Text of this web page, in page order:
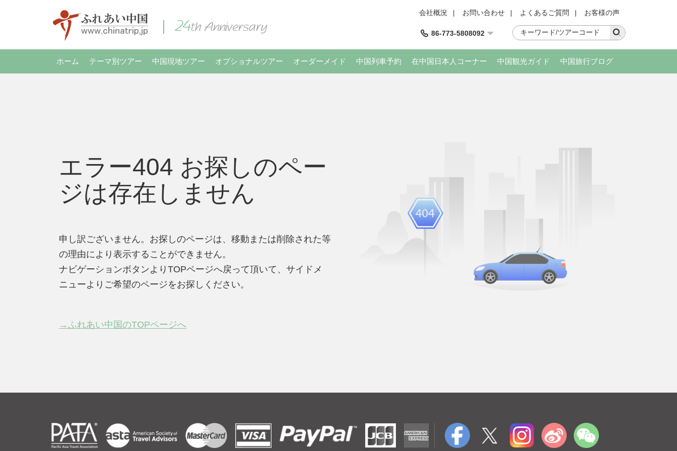
会社概況 | お問い合わせ | よくあるご質問 | お客様の声
86-773-5808092
ホーム テーマ別ツアー 中国現地ツアー オプショナルツアー オーダーメイド 中国列車予約 在中国日本人コーナー 中国観光ガイド 中国旅行ブログ
エラー404 お探しのペー
ジは存在しません
申し訳ございません。お探しのページは、移動または削除された等
の理由により表示することができません。
ナビゲーションボタンよりTOPページへ戻って頂いて、サイドメ
ニューよりご希望のページをお探しください。
→ふれあい中国のTOPページへ